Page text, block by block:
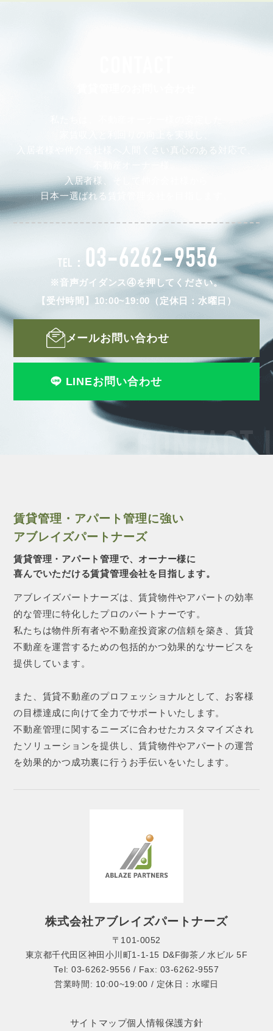
CONTACT
入居者様や仲介会社様へ人間くさい真心のある対応で、
入居者様、そして仲介会社様から
日本一選ばれる賃貸管理会社を目指します。
TEL： 03-6262-9556
※音声ガイダンス④を押してください。
【受付時間】10:00~19:00（定休日：水曜日）
メールお問い合わせ
LINEお問い合わせ
賃貸管理・アパート管理に強い
アブレイズパートナーズ
賃貸管理・アパート管理で、オーナー様に
喜んでいただける賃貸管理会社を目指します。
アブレイズパートナーズは、賃貸物件やアパートの効率
的な管理に特化したプロのパートナーです。
私たちは物件所有者や不動産投資家の信頼を築き、賃貸
不動産を運営するための包括的かつ効果的なサービスを
提供しています。
また、賃貸不動産のプロフェッショナルとして、お客様
の目標達成に向けて全力でサポートいたします。
不動産管理に関するニーズに合わせたカスタマイズされ
たソリューションを提供し、賃貸物件やアパートの運営
を効果的かつ成功裏に行うお手伝いをいたします。
株式会社アブレイズパートナーズ
〒101-0052
東京都千代田区神田小川町1-1-15 D&F御茶ノ水ビル 5F
Tel: 03-6262-9556 / Fax: 03-6262-9557
営業時間: 10:00~19:00 / 定休日：水曜日
サイトマップ個人情報保護方針